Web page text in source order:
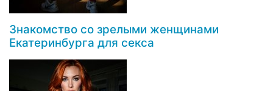
Знакомство со зрелыми женщинами
Екатеринбурга для секса